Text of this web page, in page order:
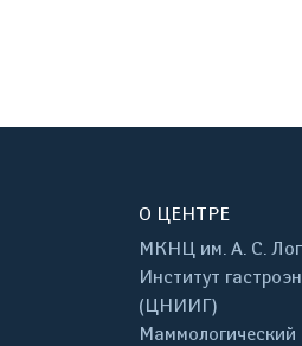
О ЦЕНТРЕ
МКНЦ им. А. С.
Институт
(ЦНИИГ)
Маммологический